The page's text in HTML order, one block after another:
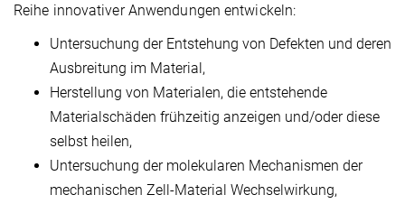
Reihe innovativer Anwendungen entwickeln:
Untersuchung der Entstehung von Defekten und deren
Ausbreitung im Material,
Herstellung von Materialen, die entstehende
Materialschäden frühzeitig anzeigen und/oder diese
selbst heilen,
Untersuchung der molekularen Mechanismen der
mechanischen Zell-Material Wechselwirkung,